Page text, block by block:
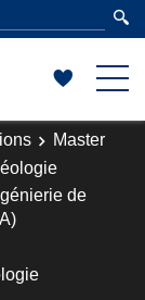
Master
de